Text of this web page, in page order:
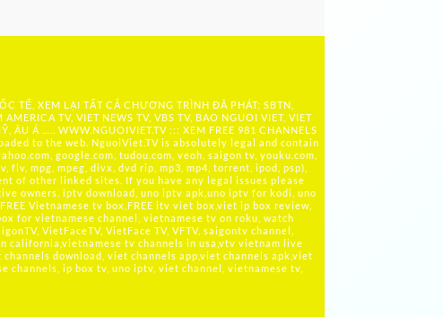
TẾ, XEM LẠI TẤT CẢ CHƯƠNG TRÌNH ĐÃ PHÁT: SBTN,
TV, VIET NEWS TV, VBS TV, BAO NGUOI VIET, VIET
ÂU Á ….. WWW.NGUOIVIET.TV ::: XEM FREE 981 CHANNELS
to the web. NguoiViet.TV is absolutely legal and contain
google.com, tudou.com, veoh, saigon tv, youku.com,
flv, mpg, mpeg, divx, dvd rip, mp3, mp4, torrent, ipod, psp),
of other linked sites. If you have any legal issues please
owners. iptv download, uno iptv apk,uno iptv for kodi, uno
Vietnamese tv box,FREE itv viet box,viet ip box review,
for vietnamese channel, vietnamese tv on roku, watch
VietFaceTV, VietFace TV, VFTV, saigontv channel,
california,vietnamese tv channels in usa,vtv vietnam live
download, viet channels app,viet channels apk,viet
ip box tv, uno iptv, viet channel, vietnamese tv,